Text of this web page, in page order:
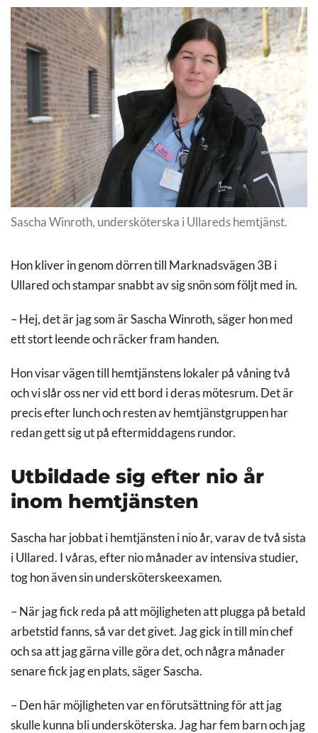
Sascha Winroth, undersköterska i Ullareds hemtjänst.
Hon kliver in genom dörren till Marknadsvägen 3B i
Ullared och stampar snabbt av sig snön som följt med in.
– Hej, det är jag som är Sascha Winroth, säger hon med
ett stort leende och räcker fram handen.
Hon visar vägen till hemtjänstens lokaler på våning två
och vi slår oss ner vid ett bord i deras mötesrum. Det är
precis efter lunch och resten av hemtjänstgruppen har
redan gett sig ut på eftermiddagens rundor.
Utbildade sig efter nio år
inom hemtjänsten
Sascha har jobbat i hemtjänsten i nio år, varav de två sista
i Ullared. I våras, efter nio månader av intensiva studier,
tog hon även sin undersköterskeexamen.
– När jag fick reda på att möjligheten att plugga på betald
arbetstid fanns, så var det givet. Jag gick in till min chef
och sa att jag gärna ville göra det, och några månader
senare fick jag en plats, säger Sascha.
– Den här möjligheten var en förutsättning för att jag
skulle kunna bli undersköterska. Jag har fem barn och jag